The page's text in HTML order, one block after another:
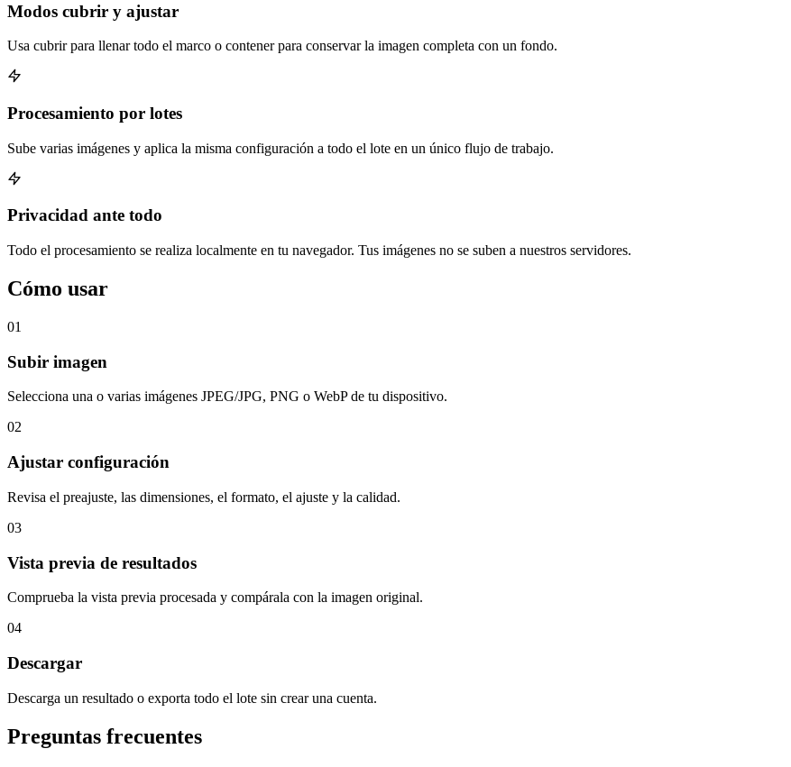
Modos cubrir y ajustar
Usa cubrir para llenar todo el marco o contener para conservar la imagen completa con un fondo.
Procesamiento por lotes
Sube varias imágenes y aplica la misma configuración a todo el lote en un único flujo de trabajo.
Privacidad ante todo
Todo el procesamiento se realiza localmente en tu navegador. Tus imágenes no se suben a nuestros servidores.
Cómo usar
01
Subir imagen
Selecciona una o varias imágenes JPEG/JPG, PNG o WebP de tu dispositivo.
02
Ajustar configuración
Revisa el preajuste, las dimensiones, el formato, el ajuste y la calidad.
03
Vista previa de resultados
Comprueba la vista previa procesada y compárala con la imagen original.
04
Descargar
Descarga un resultado o exporta todo el lote sin crear una cuenta.
Preguntas frecuentes